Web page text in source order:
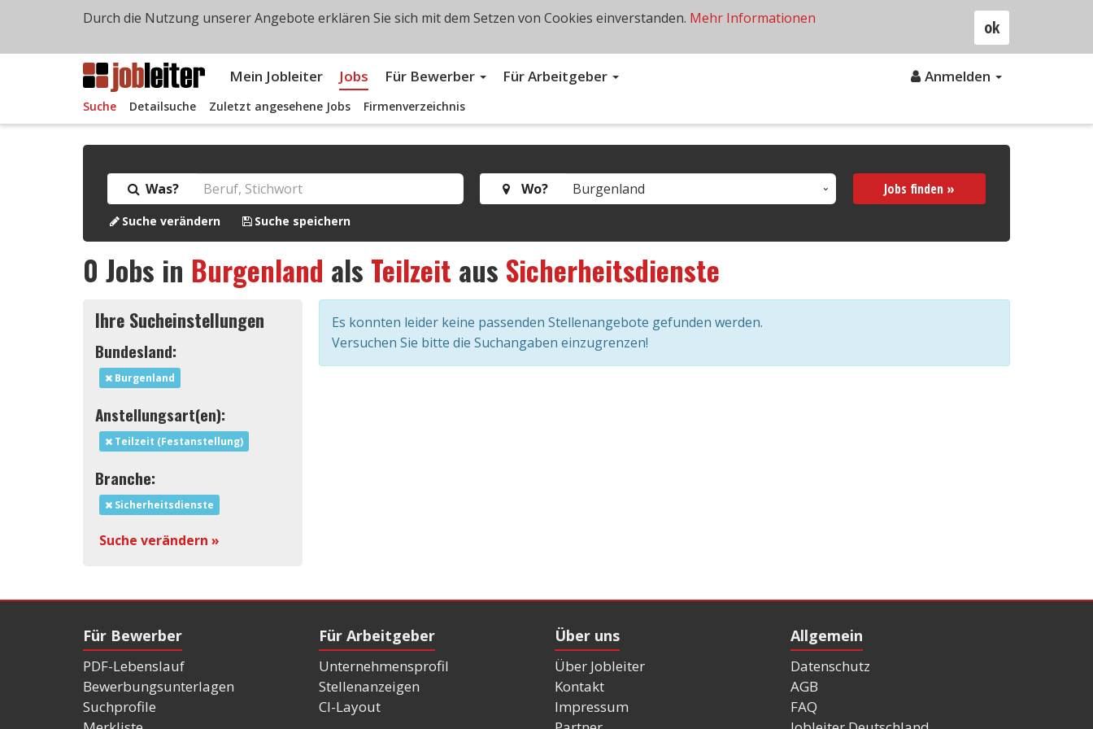
Mein Jobleiter Jobs Für Bewerber Für Arbeitgeber Anmelden
Suche Detailsuche Zuletzt angesehene Jobs Firmenverzeichnis
Was? Wo? Jobs finden »
Suche verändern Suche speichern
0 Jobs in Burgenland als Teilzeit aus Sicherheitsdienste
Ihre Sucheinstellungen
Bundesland:
Burgenland
Anstellungsart(en):
Teilzeit (Festanstellung)
Branche:
Sicherheitsdienste
Suche verändern »
Es konnten leider keine passenden Stellenangebote gefunden werden.
Versuchen Sie bitte die Suchangaben einzugrenzen!
Für Bewerber
PDF-Lebenslauf
Bewerbungsunterlagen
Suchprofile
Für Arbeitgeber
Unternehmensprofil
Stellenanzeigen
CI-Layout
Über uns
Über Jobleiter
Kontakt
Impressum
Allgemein
Datenschutz
AGB
FAQ
ok
Durch die Nutzung unserer Angebote erklären Sie sich mit dem Setzen von Cookies einverstanden. Mehr Informationen